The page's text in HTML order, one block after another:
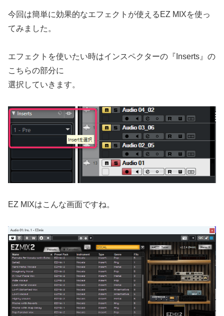
今回は簡単に効果的なエフェクトが使えるEZ MIXを使っ
てみました。
エフェクトを使いたい時はインスペクターの『Inserts』の
こちらの部分に
選択していきます。
EZ MIXはこんな画面ですね。